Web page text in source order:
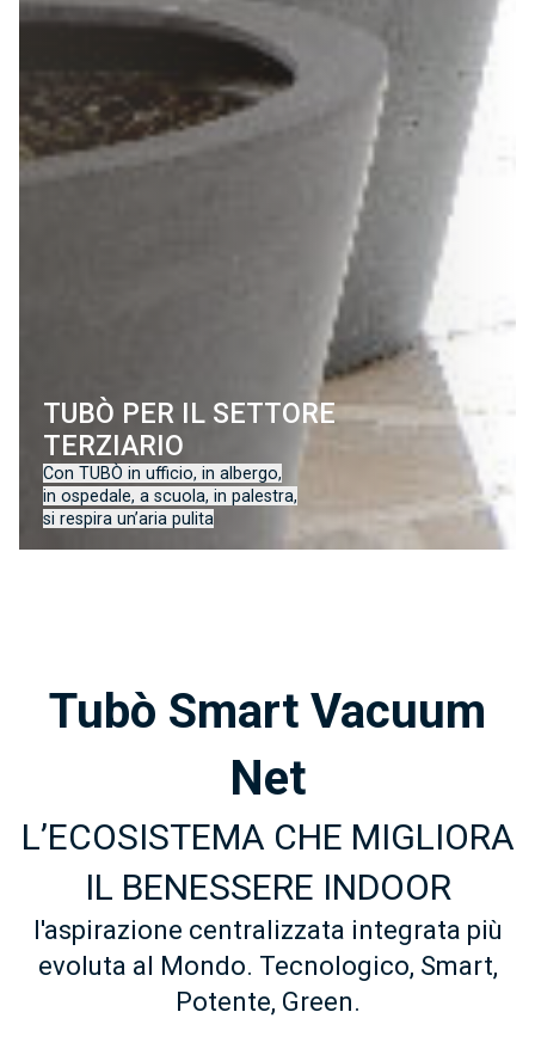
TUBÒ PER IL SETTORE
TERZIARIO
Con TUBÒ in ufficio, in albergo,
in ospedale, a scuola, in palestra,
si respira un’aria pulita
Tubò Smart Vacuum
Net
L’ECOSISTEMA CHE MIGLIORA
IL BENESSERE INDOOR
l'aspirazione centralizzata integrata più
evoluta al Mondo. Tecnologico, Smart,
Potente, Green.